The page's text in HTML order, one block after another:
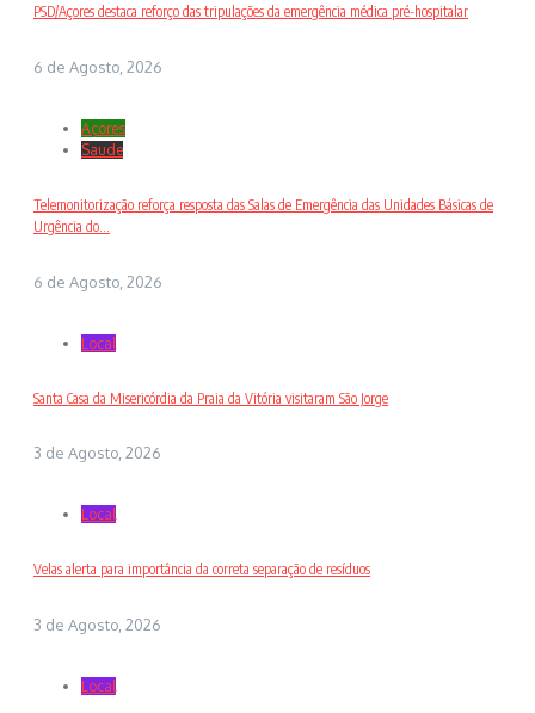
PSD/Açores destaca reforço das tripulações da emergência médica pré-hospitalar
6 de Agosto, 2026
Açores
Saude
Telemonitorização reforça resposta das Salas de Emergência das Unidades Básicas de
Urgência do...
6 de Agosto, 2026
Local
Santa Casa da Misericórdia da Praia da Vitória visitaram São Jorge
3 de Agosto, 2026
Local
Velas alerta para importância da correta separação de resíduos
3 de Agosto, 2026
Local